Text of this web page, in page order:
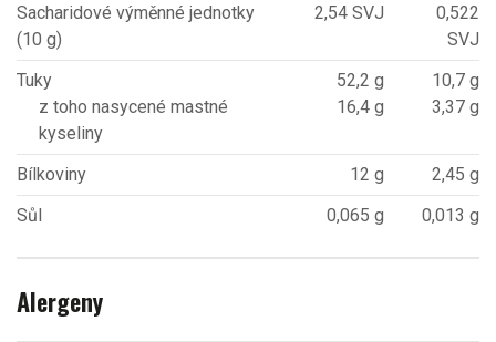
Sacharidové výměnné jednotky
(10 g)
2,54 SVJ
0,522
SVJ
Tuky
z toho nasycené mastné
kyseliny
52,2 g
16,4 g
10,7 g
3,37 g
Bílkoviny 12 g
2,45 g
Sůl
0,065 g 0,013 g
Alergeny